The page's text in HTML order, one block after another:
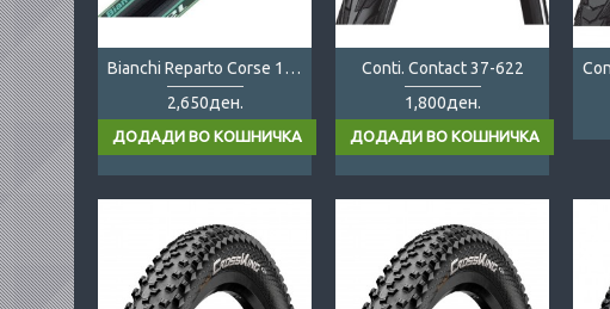
Bianchi Reparto Corse 120 700x23
2,650ден.
Conti. Contact 37-622
1,800ден.